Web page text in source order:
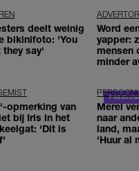
deelt weinig
bikinifoto: 'You
they say'
Word
yapper:
mensen
minder
opmerking van
bij Iris in het
'Dit is
Merel
naar
land,
'Huur al